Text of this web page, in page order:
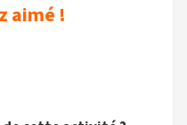
aimé !